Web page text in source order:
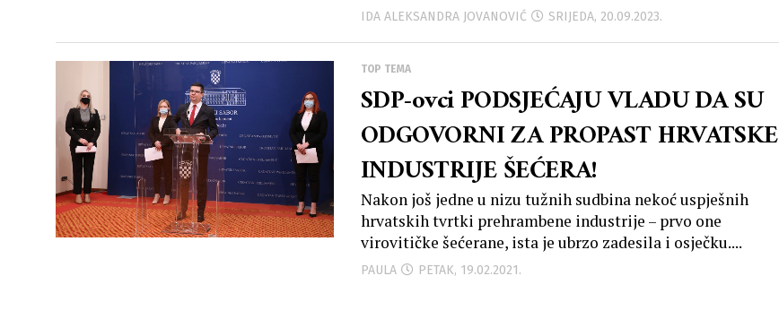
IDA ALEKSANDRA JOVANOVIĆ SRIJEDA, 20.09.2023.
TOP TEMA
SDP-ovci PODSJEĆAJU VLADU DA SU
ODGOVORNI ZA PROPAST HRVATSKE
INDUSTRIJE ŠEĆERA!
Nakon još jedne u nizu tužnih sudbina nekoć uspješnih
hrvatskih tvrtki prehrambene industrije – prvo one
virovitičke šećerane, ista je ubrzo zadesila i osječku....
PAULA PETAK, 19.02.2021.